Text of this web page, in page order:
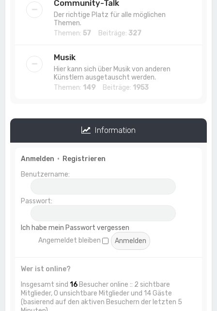
Community-Talk
Der richtige Platz für alle möglichen
Themen.
Themen: 57 Beiträge: 327
Musik
Hier kann sich über Musik von anderen
Künstlern ausgetauscht werden.
Themen: 149 Beiträge: 1953
Information
Anmelden • Registrieren
Benutzername:
Passwort:
Ich habe mein Passwort vergessen
Angemeldet bleiben
Wer ist online?
Insgesamt sind16 Besucher online :: 2 sichtbare
Mitglieder, 0 unsichtbare Mitglieder und 14 Gäste
(basierend auf den aktiven Besuchern der letzten 5